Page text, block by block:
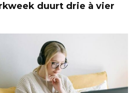
duurt drie à vier